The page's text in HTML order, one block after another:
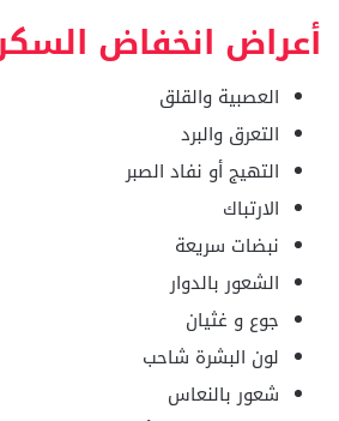
أعراض انخفاض
العصبية والقلق
التعرق والبرد
التهيج أو نفاد الصبر
الارتباك
نبضات سريعة
الشعور بالدوار
جوع و غثيان
لون البشرة شاحب
شعور بالنعاس